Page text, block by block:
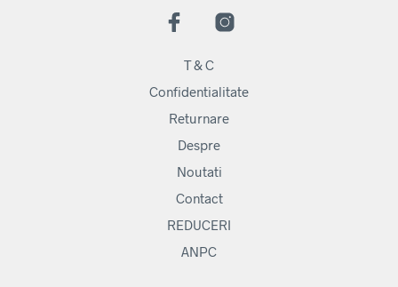
T & C
Confidentialitate
Returnare
Despre
Noutati
Contact
REDUCERI
ANPC